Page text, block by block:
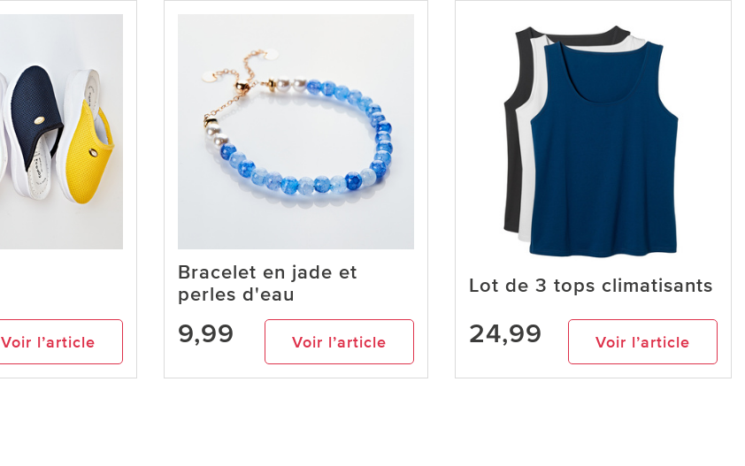
Voir l’article
Bracelet en jade et
perles d'eau
9,99 Voir l’article
Lot de 3 tops climatisants
24,99 Voir l’article